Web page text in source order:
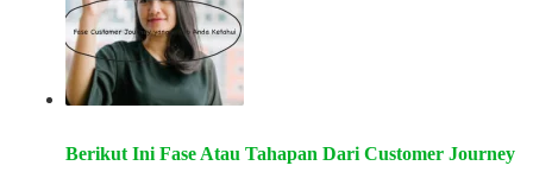
Berikut Ini Fase Atau Tahapan Dari Customer Journey